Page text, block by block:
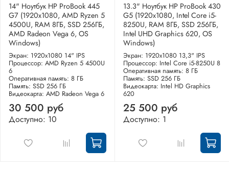
14" Ноутбук HP ProBook 445
G7 (1920x1080, AMD Ryzen 5
4500U, RAM 8ГБ, SSD 256ГБ,
AMD Radeon Vega 6, OS
Windows)
Экран: 1920x1080 14" IPS
Процессор: AMD Ryzen 5 4500U
6
Оперативная память: 8 ГБ
Память: SSD 256 ГБ
Видеокарта: AMD Radeon Vega 6
30 500 руб
Доступно: 10
13.3" Ноутбук HP ProBook 430
G5 (1920x1080, Intel Core i5-
8250U, RAM 8ГБ, SSD 256ГБ,
Intel UHD Graphics 620, OS
Windows)
Экран: 1920x1080 13,3" IPS
Процессор: Intel Core i5-8250U 8
Оперативная память: 8 ГБ
Память: SSD 256 ГБ
Видеокарта: Intel HD Graphics
620
25 500 руб
Доступно: 1